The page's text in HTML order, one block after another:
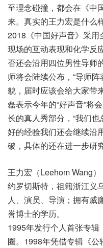
至理念碰撞，都会在《中
来。真实的王力宏是什么
2018《中国好声音》采
现场的互动表现和化学反
否还会沿用四位男性导师
师将会陆续公布，“导师
貌，届时应该会给大家带
磊表示今年的“好声音”将
长的真人秀部分，“我们
好的经验我们还会继续沿
破，具体的还在进一步研
王力宏（Leehom Wang
约罗切斯特，祖籍浙江义
人、演员、导演；拥有威
誉博士的学历。
1995年发行个人首张专
圈。1998年凭借专辑《